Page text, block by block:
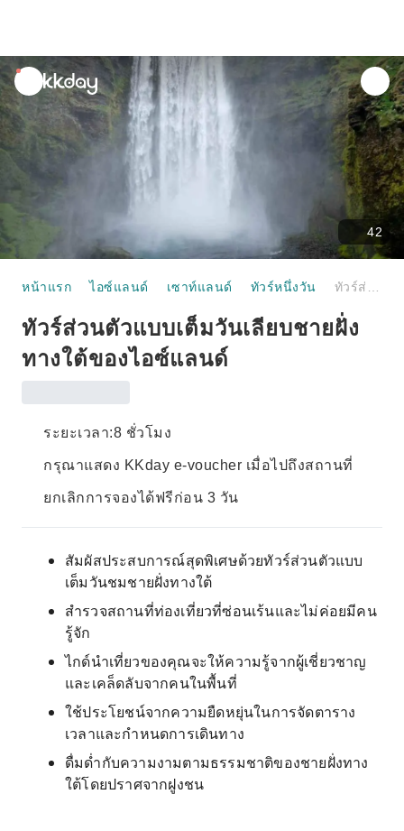
unread
notifications
42
หน้าแรก ไอซ์แลนด์ เซาท์แลนด์ ทัวร์หนึ่งวัน
ทัวร์ส่วนตัวแบบเต็มวันเลียบชายฝั่ง
ทางใต้ของไอซ์แลนด์
ระยะเวลา:8 ชั่วโมง
กรุณาแสดง KKday e-voucher เมื่อไปถึงสถานที่
ยกเลิกการจองได้ฟรีก่อน 3 วัน
สัมผัสประสบการณ์สุดพิเศษด้วยทัวร์ส่วนตัวแบบ
เต็มวันชมชายฝั่งทางใต้
สำรวจสถานที่ท่องเที่ยวที่ซ่อนเร้นและไม่ค่อยมีคน
รู้จัก
ไกด์นำเที่ยวของคุณจะให้ความรู้จากผู้เชี่ยวชาญ
และเคล็ดลับจากคนในพื้นที่
ใช้ประโยชน์จากความยืดหยุ่นในการจัดตาราง
เวลาและกำหนดการเดินทาง
ดื่มด่ำกับความงามตามธรรมชาติของชายฝั่งทาง
ใต้โดยปราศจากฝูงชน